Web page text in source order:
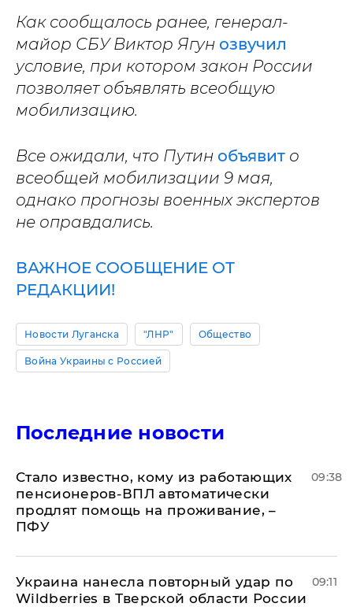
Как сообщалось ранее, генерал-
майор СБУ Виктор Ягун озвучил
условие, при котором закон России
позволяет объявлять всеобщую
мобилизацию.
Все ожидали, что Путин объявит о
всеобщей мобилизации 9 мая,
однако прогнозы военных экспертов
не оправдались.
ВАЖНОЕ СООБЩЕНИЕ ОТ
РЕДАКЦИИ!
Новости Луганска "ЛНР" Общество
Война Украины с Россией
Последние новости
Стало известно, кому из работающих
пенсионеров-ВПЛ автоматически
продлят помощь на проживание, –
ПФУ
09:38
Украина нанесла повторный удар по
Wildberries в Тверской области России
09:11